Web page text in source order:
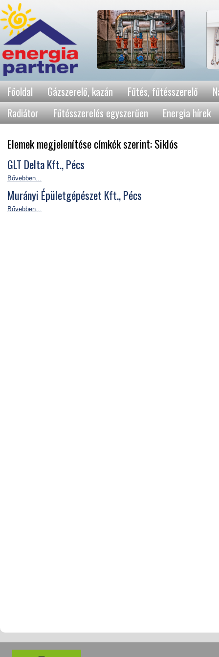
Főoldal Gázszerelő, kazán Fűtés, fűtésszerelő
Radiátor
Fűtésszerelés egyszerűen Energia hírek
Elemek megjelenítése címkék szerint: Siklós
GLT Delta Kft., Pécs
Bővebben...
Murányi Épületgépészet Kft., Pécs
Bővebben...